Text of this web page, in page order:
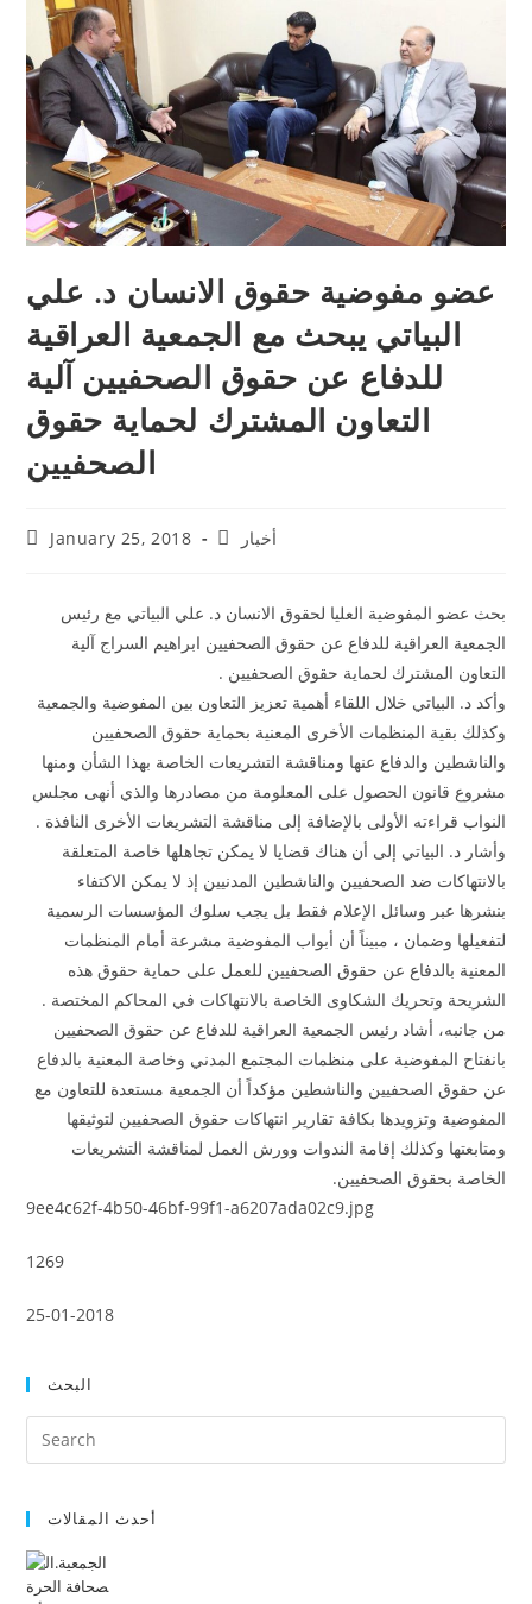
عضو مفوضية حقوق الانسان د. علي
البياتي يبحث مع الجمعية العراقية
للدفاع عن حقوق الصحفيين آلية
التعاون المشترك لحماية حقوق
الصحفيين
January 25, 2018 أخبار
بحث عضو المفوضية العليا لحقوق الانسان د. علي البياتي مع رئيس
الجمعية العراقية للدفاع عن حقوق الصحفيين ابراهيم السراج آلية
التعاون المشترك لحماية حقوق الصحفيين .
وأكد د. البياتي خلال اللقاء أهمية تعزيز التعاون بين المفوضية والجمعية
وكذلك بقية المنظمات الأخرى المعنية بحماية حقوق الصحفيين
والناشطين والدفاع عنها ومناقشة التشريعات الخاصة بهذا الشأن ومنها
مشروع قانون الحصول على المعلومة من مصادرها والذي أنهى مجلس
النواب قراءته الأولى بالإضافة إلى مناقشة التشريعات الأخرى النافذة .
وأشار د. البياتي إلى أن هناك قضايا لا يمكن تجاهلها خاصة المتعلقة
بالانتهاكات ضد الصحفيين والناشطين المدنيين إذ لا يمكن الاكتفاء
بنشرها عبر وسائل الإعلام فقط بل يجب سلوك المؤسسات الرسمية
لتفعيلها وضمان ، مبيناً أن أبواب المفوضية مشرعة أمام المنظمات
المعنية بالدفاع عن حقوق الصحفيين للعمل على حماية حقوق هذه
الشريحة وتحريك الشكاوى الخاصة بالانتهاكات في المحاكم المختصة .
من جانبه، أشاد رئيس الجمعية العراقية للدفاع عن حقوق الصحفيين
بانفتاح المفوضية على منظمات المجتمع المدني وخاصة المعنية بالدفاع
عن حقوق الصحفيين والناشطين مؤكداً أن الجمعية مستعدة للتعاون مع
المفوضية وتزويدها بكافة تقارير انتهاكات حقوق الصحفيين لتوثيقها
ومتابعتها وكذلك إقامة الندوات وورش العمل لمناقشة التشريعات
الخاصة بحقوق الصحفيين.
9ee4c62f-4b50-46bf-99f1-a6207ada02c9.jpg
1269
25-01-2018
البحث
أحدث المقالات